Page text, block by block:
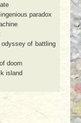
paradox
odyssey of battling
doom
island